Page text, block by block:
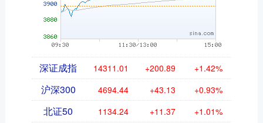
深证成指 14311.01 +200.89 +1.42%
沪深300 4694.44 +43.13 +0.93%
北证50 1134.24 +11.37 +1.01%